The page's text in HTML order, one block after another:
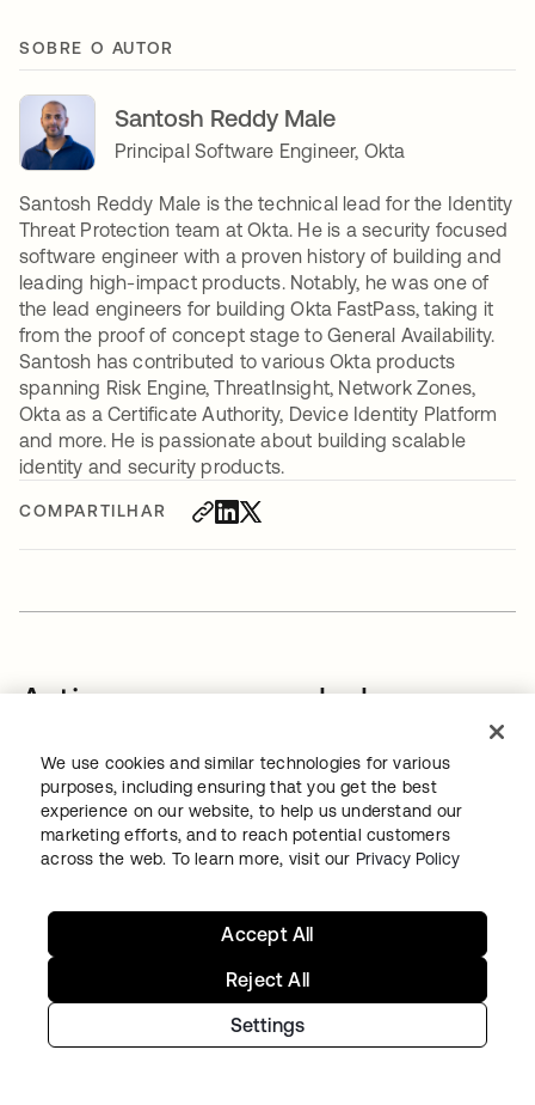
COMPARTILHAR
SOBRE O AUTOR
Santosh Reddy Male
Principal Software Engineer, Okta
Santosh Reddy Male is the technical lead for the Identity
Threat Protection team at Okta. He is a security focused
software engineer with a proven history of building and
leading high-impact products. Notably, he was one of
the lead engineers for building Okta FastPass, taking it
from the proof of concept stage to General Availability.
Santosh has contributed to various Okta products
spanning Risk Engine, ThreatInsight, Network Zones,
Okta as a Certificate Authority, Device Identity Platform
and more. He is passionate about building scalable
identity and security products.
Artigos recomendados no
blog
THREAT INTELLIGENCE
How to stop attackers from self-serving their
We use cookies and similar technologies for various
purposes, including ensuring that you get the best
experience on our website, to help us understand our
marketing efforts, and to reach potential customers
across the web. To learn more, visit our Privacy Policy
Settings
Reject All
Accept All